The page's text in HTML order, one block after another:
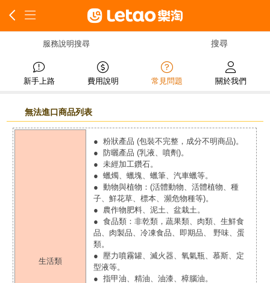
服務說明搜尋
新手上路 費用說明 常見問題 關於我們
無法進口商品列表
生活類
● 粉狀產品 (包裝不完整，成分不明商品)。
● 防曬產品 (乳液、噴劑)。
● 未經加工鑽石。
● 蠟燭、蠟塊、蠟筆、汽車蠟等。
● 動物與植物：(活體動物、活體植物、種
子、鮮花草、標本、瀕危物種等)。
● 農作物肥料、泥土、盆栽土。
● 食品類：非乾類，蔬果類、肉類、生鮮食
品、肉製品、冷凍食品、即期品、 野味、蛋
類。
● 壓力噴霧罐、滅火器、氧氣瓶、慕斯、定
型液等。
● 指甲油、精油、油漆、樟腦油。